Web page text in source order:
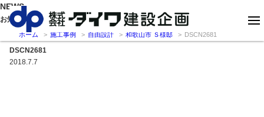
NEWS
お知らせ
ホーム 施工事例 自由設計 和歌山市 Ｓ様邸 DSCN2681
DSCN2681
2018.7.7